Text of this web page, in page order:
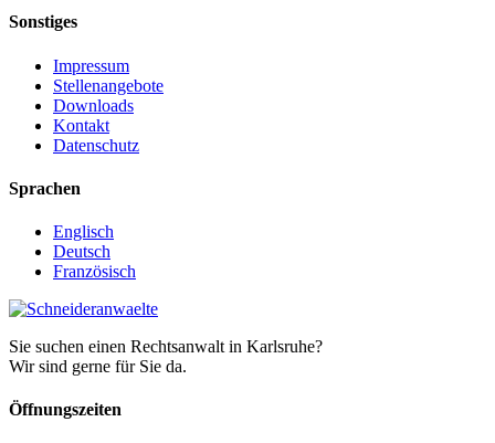
Sonstiges
Impressum
Stellenangebote
Downloads
Kontakt
Datenschutz
Sprachen
Englisch
Deutsch
Französisch
Sie suchen einen Rechtsanwalt in Karlsruhe?
Wir sind gerne für Sie da.
Öffnungszeiten